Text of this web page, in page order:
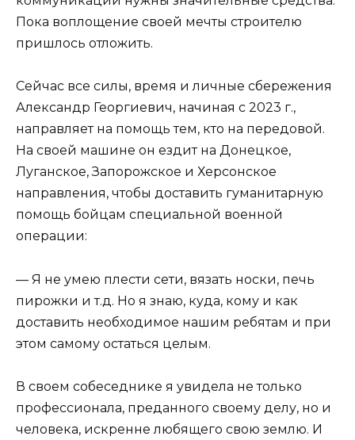
Пока воплощение своей мечты строителю
пришлось отложить.
Сейчас все силы, время и личные сбережения
Александр Георгиевич, начиная с 2023 г.,
направляет на помощь тем, кто на передовой.
На своей машине он ездит на Донецкое,
Луганское, Запорожское и Херсонское
направления, чтобы доставить гуманитарную
помощь бойцам специальной военной
операции:
— Я не умею плести сети, вязать носки, печь
пирожки и т.д. Но я знаю, куда, кому и как
доставить необходимое нашим ребятам и при
этом самому остаться целым.
В своем собеседнике я увидела не только
профессионала, преданного своему делу, но и
человека, искренне любящего свою землю. И